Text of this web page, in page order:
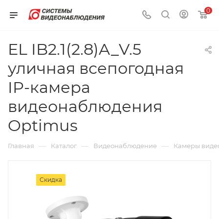
0
EL IB2.1(2.8)A_V.5
уличная всепогодная
IP-камера
видеонаблюдения
Optimus
Главная — Каталог — Видеонаблюдение — Камеры
Скидка